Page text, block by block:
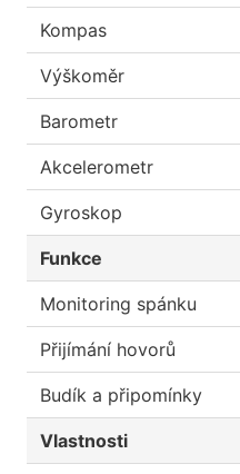
Kompas
Výškoměr
Barometr
Akcelerometr
Gyroskop
Funkce
Monitoring spánku
Přijímání hovorů
Budík a připomínky
Vlastnosti